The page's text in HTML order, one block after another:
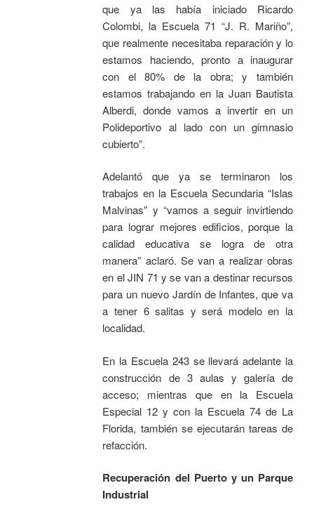
que ya las había iniciado Ricardo
Colombi, la Escuela 71 “J. R. Mariño”,
que realmente necesitaba reparación y lo
estamos haciendo, pronto a inaugurar
con el 80% de la obra; y también
estamos trabajando en la Juan Bautista
Alberdi, donde vamos a invertir en un
Polideportivo al lado con un gimnasio
cubierto”.
Adelantó que ya se terminaron los
trabajos en la Escuela Secundaria “Islas
Malvinas” y “vamos a seguir invirtiendo
para lograr mejores edificios, porque la
calidad educativa se logra de otra
manera” aclaró. Se van a realizar obras
en el JIN 71 y se van a destinar recursos
para un nuevo Jardín de Infantes, que va
a tener 6 salitas y será modelo en la
localidad.
En la Escuela 243 se llevará adelante la
construcción de 3 aulas y galería de
acceso; mientras que en la Escuela
Especial 12 y con la Escuela 74 de La
Florida, también se ejecutarán tareas de
refacción.
Recuperación del Puerto y un Parque
Industrial